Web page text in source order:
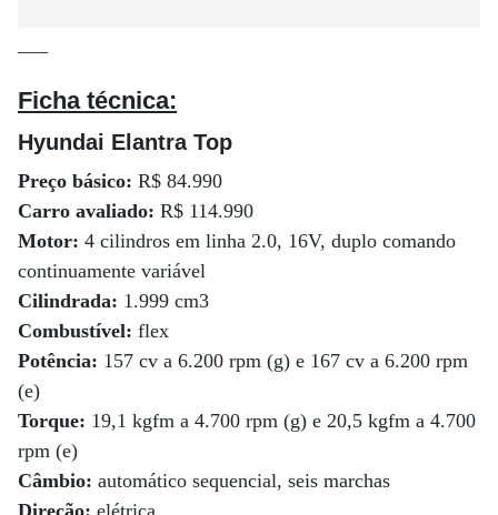
—–
Ficha técnica:
Hyundai Elantra Top
Preço básico: R$ 84.990
Carro avaliado: R$ 114.990
Motor: 4 cilindros em linha 2.0, 16V, duplo comando
continuamente variável
Cilindrada: 1.999 cm3
Combustível: flex
Potência: 157 cv a 6.200 rpm (g) e 167 cv a 6.200 rpm
(e)
Torque: 19,1 kgfm a 4.700 rpm (g) e 20,5 kgfm a 4.700
rpm (e)
Câmbio: automático sequencial, seis marchas
Direção: elétrica